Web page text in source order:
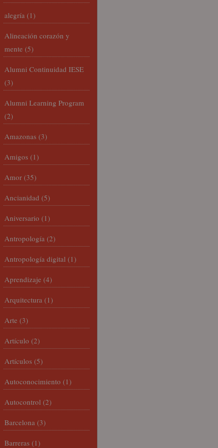
alegría (1)
Alineación corazón y
mente (5)
Alumni Continuidad IESE
(3)
Alumni Learning Program
(2)
Amazonas (3)
Amigos (1)
Amor (35)
Ancianidad (5)
Aniversario (1)
Antropología (2)
Antropología digital (1)
Aprendizaje (4)
Arquitectura (1)
Arte (3)
Artículo (2)
Artículos (5)
Autoconocimiento (1)
Autocontrol (2)
Barcelona (3)
Barreras (1)